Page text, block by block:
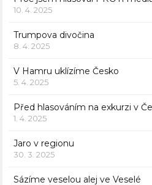
10. 4. 2025
Trumpova divočina
8. 4. 2025
V Hamru uklízíme Česko
5. 4. 2025
Před hlasováním na exkurzi v
1. 4. 2025
Jaro v regionu
30. 3. 2025
Sázíme veselou alej ve Veselé